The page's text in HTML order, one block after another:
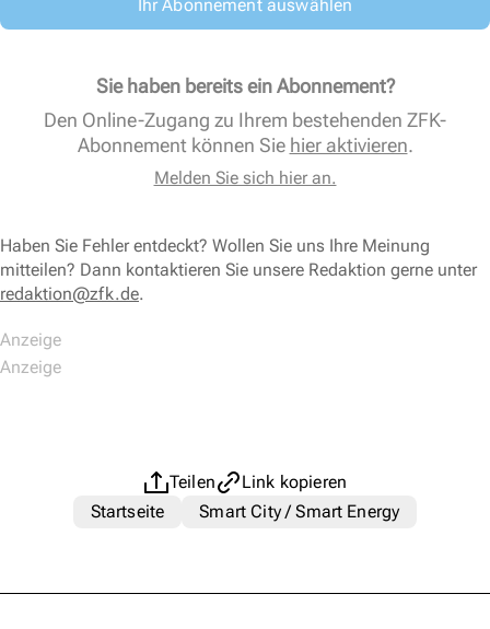
Ihr Abonnement auswählen
Sie haben bereits ein Abonnement?
Den Online-Zugang zu Ihrem bestehenden ZFK-
Abonnement können Sie hier aktivieren.
Melden Sie sich hier an.
Haben Sie Fehler entdeckt? Wollen Sie uns Ihre Meinung
mitteilen? Dann kontaktieren Sie unsere Redaktion gerne unter
redaktion@zfk.de.
Teilen
Link kopieren
Startseite
Smart City / Smart Energy